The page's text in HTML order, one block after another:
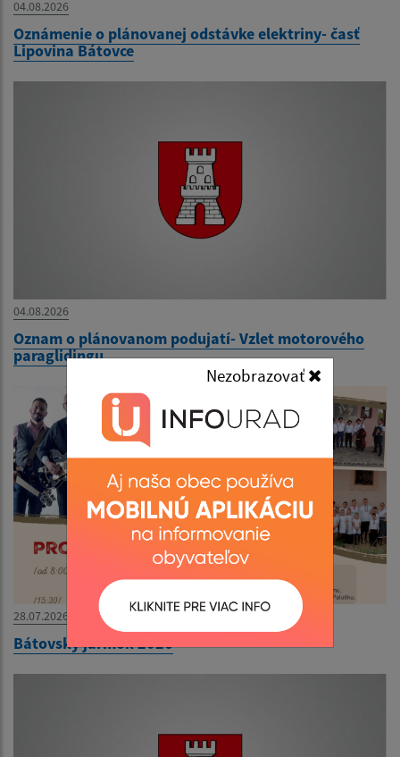
Nezobrazovať
04.08.2026
Oznámenie o plánovanej odstávke elektriny- časť
Lipovina Bátovce
04.08.2026
Oznam o plánovanom podujatí- Vzlet motorového
paraglidingu
28.07.2026
Bátovský jarmok 2026